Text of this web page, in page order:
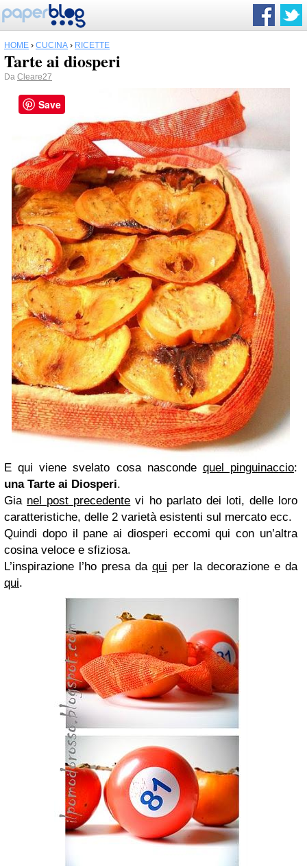
HOME › CUCINA › RICETTE
Tarte ai diosperi
Da Cleare27
E qui viene svelato cosa nasconde quel pinguinaccio:
una Tarte ai Diosperi.
Gia nel post precedente vi ho parlato dei loti, delle loro
caratteristiche, delle 2 varietà esistenti sul mercato ecc.
Quindi dopo il pane ai diosperi eccomi qui con un’altra
cosina veloce e sfiziosa.
L’inspirazione l’ho presa da qui per la decorazione e da
qui.
Save